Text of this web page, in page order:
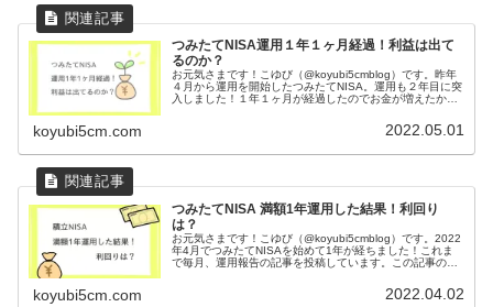
つみたてNISA運用１年１ヶ月経過！利益は出て
るのか？
お元気さまです！こゆび（@koyubi5cmblog）です。昨年
４月から運用を開始したつみたてNISA。運用も２年目に突
入しました！１年１ヶ月が経過したのでお金が増えたかど
koyubi5cm.com 2022.05.01
つみたてNISA 満額1年運用した結果！利回り
は？
お元気さまです！こゆび（@koyubi5cmblog）です。2022
年4月でつみたてNISAを始めて1年が経ちました！これま
で毎月、運用報告の記事を投稿しています。この記事の内
koyubi5cm.com 2022.04.02